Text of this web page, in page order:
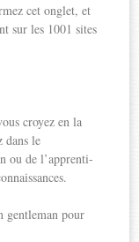
cet onglet, et
sur les 1001 sites
croyez en la
dans le
ou de l’apprenti-
gentleman pour